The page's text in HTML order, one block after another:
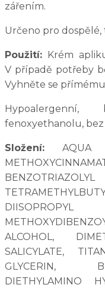
zářením.
Určeno pro dospělé,
Použití: Krém
V případě potřeby
Vyhněte se
fenoxyethanolu, bez
Složení: AQUA
BENZOTRIAZOLYL
ALCOHOL,
SALICYLATE,
GLYCERIN,
DIETHYLAMINO